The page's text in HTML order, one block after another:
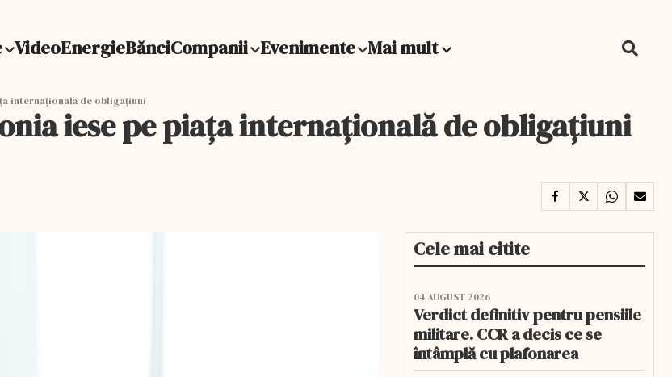
VideoEnergieBănciCompanii Evenimente Mai mult
internațională de obligațiuni
iese pe piața internațională de obligațiuni
Cele mai citite
04 AUGUST 2026
Verdict definitiv pentru pensiile
militare. CCR a decis ce se
întâmplă cu plafonarea